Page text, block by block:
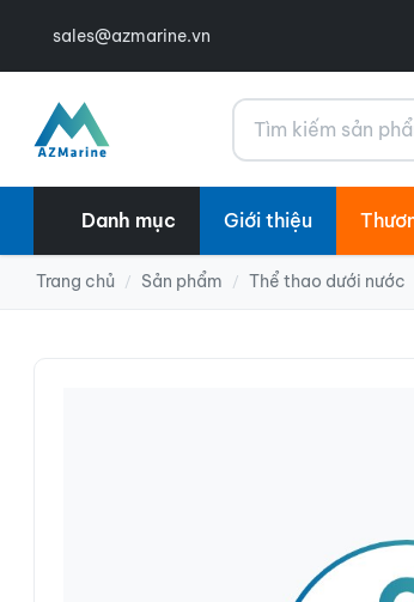
sales@azmarine.vn
Tìm kiếm
Danh mục Giới thiệu
Trang chủ / Sản phẩm / Thể thao dưới nước